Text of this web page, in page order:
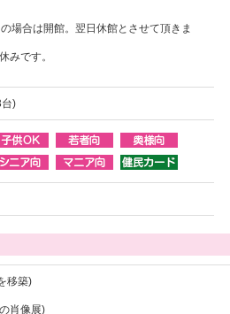
場合は開館。翌日休館とさせて頂きま
みです。
)
移築)
肖像展)